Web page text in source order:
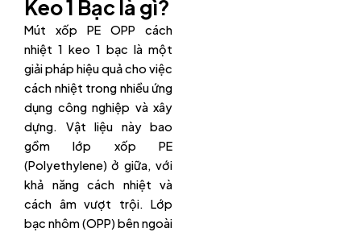
Keo 1 Bạc là gì?
Mút xốp PE OPP cách
nhiệt 1 keo 1 bạc là một
giải pháp hiệu quả cho việc
cách nhiệt trong nhiều ứng
dụng công nghiệp và xây
dựng. Vật liệu này bao
gồm lớp xốp PE
(Polyethylene) ở giữa, với
khả năng cách nhiệt và
cách âm vượt trội. Lớp
bạc nhôm (OPP) bên ngoài